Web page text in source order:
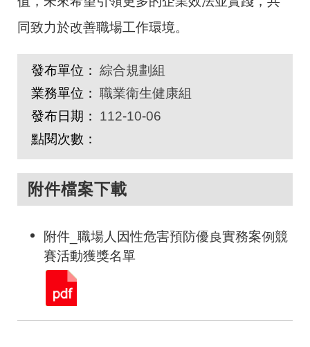
同致力於改善職場工作環境。
發布單位： 綜合規劃組
業務單位： 職業衛生健康組
發布日期：
112-10-06
點閱次數：
附件檔案下載
附件_職場人因性危害預防優良實務案例競
賽活動獲獎名單